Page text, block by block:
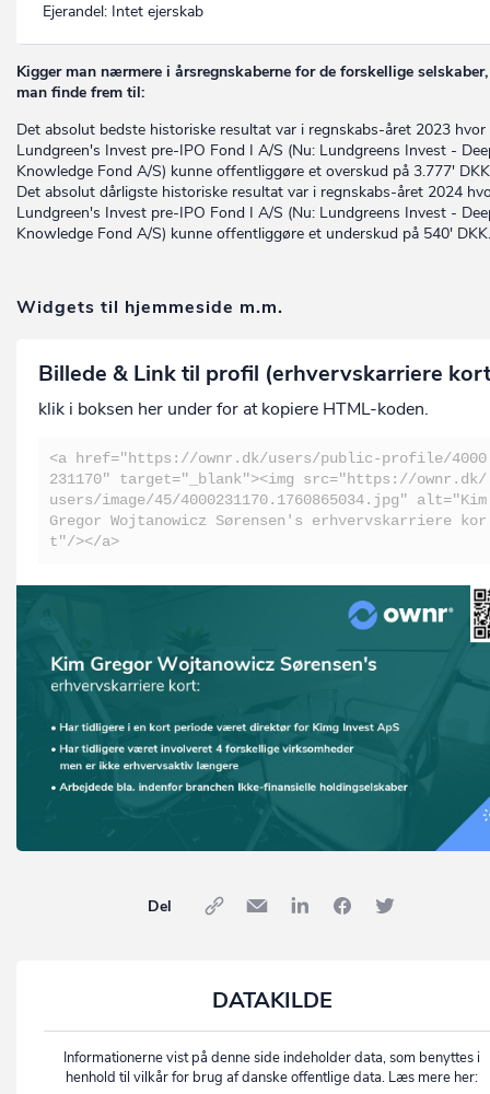
Ejerandel: Intet ejerskab
Kigger man nærmere i årsregnskaberne for de forskellige
man finde frem til:
Det absolut bedste historiske resultat var i regnskabs-året 2023 hvor
Lundgreen's Invest pre-IPO Fond I A/S (Nu: Lundgreens Invest -
Knowledge Fond A/S) kunne offentliggøre et overskud på 3.777'
Det absolut dårligste historiske resultat var i regnskabs-året 2024
Lundgreen's Invest pre-IPO Fond I A/S (Nu: Lundgreens Invest -
Knowledge Fond A/S) kunne offentliggøre et underskud på 540' DKK.
Widgets til hjemmeside m.m.
Billede & Link til profil (erhvervskarriere
klik i boksen her under for at kopiere HTML-koden.
<a href="https://ownr.dk/users/public-profile/4000
231170" target="_blank"><img src="https://ownr.dk/
users/image/45/4000231170.1760865034.jpg" alt="Kim
Gregor Wojtanowicz Sørensen's erhvervskarriere kor
t"/></a>
Del
DATAKILDE
Informationerne vist på denne side indeholder data, som benyttes i
henhold til vilkår for brug af danske offentlige data. Læs mere her: